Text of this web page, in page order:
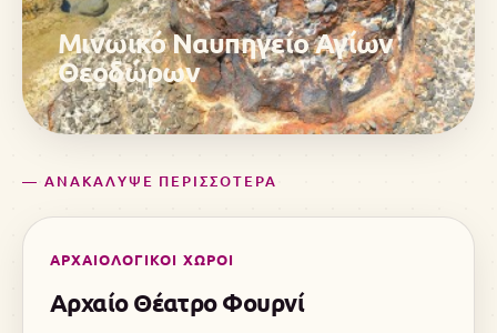
Μινωικό Ναυπηγείο Αγίων
Θεοδώρων
— ΑΝΑΚΑΛΥΨΕ ΠΕΡΙΣΣΟΤΕΡΑ
ΑΡΧΑΙΟΛΟΓΙΚΟΙ ΧΩΡΟΙ
Αρχαίο Θέατρο Φουρνί